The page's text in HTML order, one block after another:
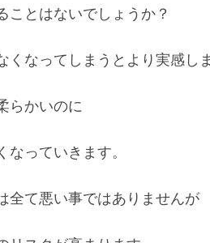
ことはないでしょうか？
なってしまうとより実感し
らかいのに
っていきます。
全て悪い事ではありませんが